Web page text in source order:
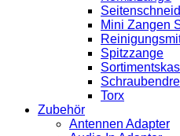
Mini Zangen
Spitzzange
Torx
Zubehör
Antennen Adapter